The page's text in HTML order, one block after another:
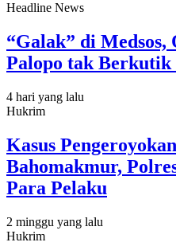
Headline News
“Galak” di
Palopo tak Berkutik
4 hari yang lalu
Hukrim
Kasus
Bahomakmur,
Para Pelaku
2 minggu yang lalu
Hukrim